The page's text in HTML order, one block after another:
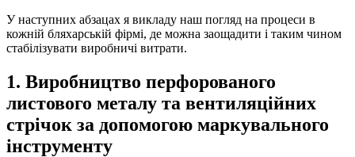
У наступних абзацах я викладу наш погляд на процеси в
кожній бляхарській фірмі, де можна заощадити і таким чином
стабілізувати виробничі витрати.
1. Виробництво перфорованого
листового металу та вентиляційних
стрічок за допомогою маркувального
інструменту